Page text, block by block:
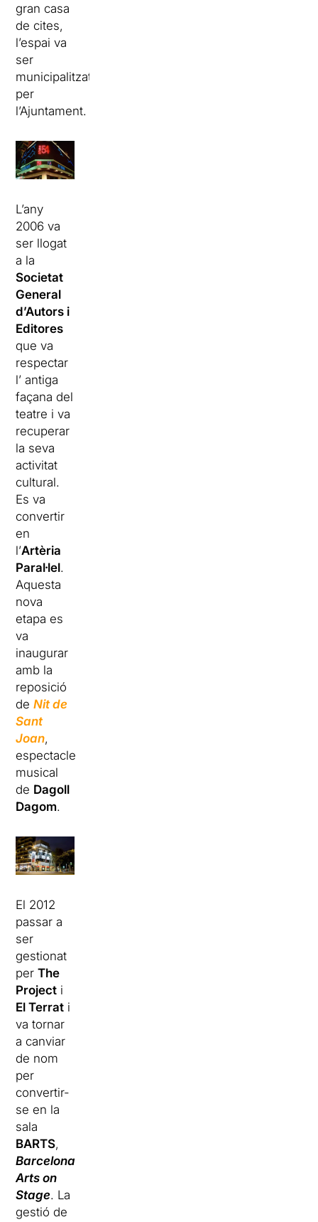
gran casa
de cites,
l’espai va
ser
municipalitzat
per
l’Ajuntament.
L’any
2006 va
ser llogat
a la
Societat
General
d’Autors i
Editores
que va
respectar
l’ antiga
façana del
teatre i va
recuperar
la seva
activitat
cultural.
Es va
convertir
en
l’Artèria
Paral·lel.
Aquesta
nova
etapa es
va
inaugurar
amb la
reposició
deNit de
Sant
Joan,
espectacle
musical
de Dagoll
Dagom.
El 2012
passar a
ser
gestionat
perThe
Project i
El Terrat i
va tornar
a canviar
de nom
per
convertir-
se en la
sala
BARTS,
Barcelona
Arts on
Stage. La
gestió de